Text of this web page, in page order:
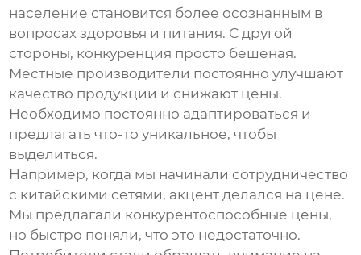
население становится более осознанным в
вопросах здоровья и питания. С другой
стороны, конкуренция просто бешеная.
Местные производители постоянно улучшают
качество продукции и снижают цены.
Необходимо постоянно адаптироваться и
предлагать что-то уникальное, чтобы
выделиться.
Например, когда мы начинали сотрудничество
с китайскими сетями, акцент делался на цене.
Мы предлагали конкурентоспособные цены,
но быстро поняли, что это недостаточно.